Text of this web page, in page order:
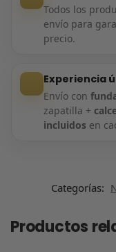
Todos los
envío para
precio.
Experiencia
Envío con
zapatilla +
incluidos en
Categorías:
Productos